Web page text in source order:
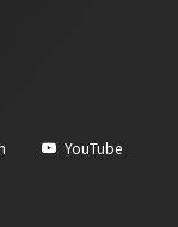
YouTube